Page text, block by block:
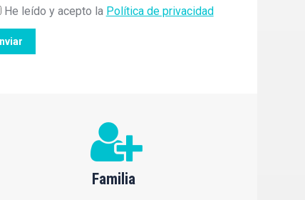
He leído y acepto la Política de privacidad
Familia